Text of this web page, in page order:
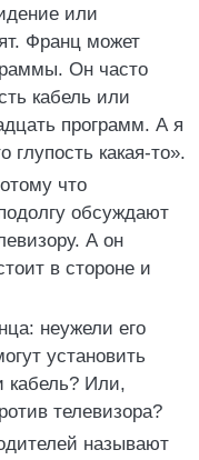
или
Франц может
Он часто
кабель или
программ. А я
глупость какая-то».
что
обсуждают
А он
в стороне и
неужели его
установить
кабель? Или,
телевизора?
называют